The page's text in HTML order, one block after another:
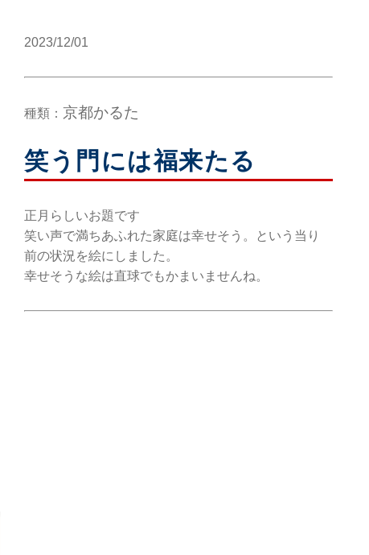
2023/12/01
種類： 京都かるた
笑う門には福来たる
正月らしいお題です
笑い声で満ちあふれた家庭は幸せそう。という当り
前の状況を絵にしました。
幸せそうな絵は直球でもかまいませんね。